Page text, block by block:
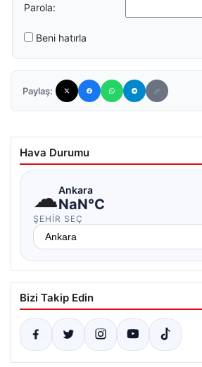
Parola:
Beni hatırla
Paylaş:
Hava Durumu
☁Ankara
NaN°C
ŞEHIR SEÇ
Bizi Takip Edin